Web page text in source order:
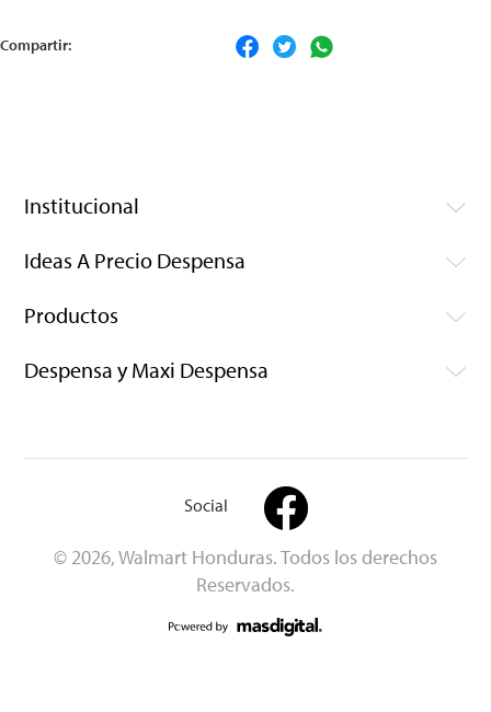
Compartir:
Institucional
Ideas A Precio Despensa
Productos
Despensa y Maxi Despensa
Social
© 2026, Walmart Honduras. Todos los derechos
Reservados.